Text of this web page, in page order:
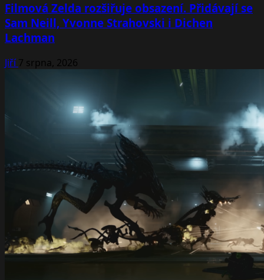
Filmová Zelda rozšiřuje obsazení. Přidávají se
Sam Neill, Yvonne Strahovski i Dichen
Lachman
Jiří7 srpna, 2026